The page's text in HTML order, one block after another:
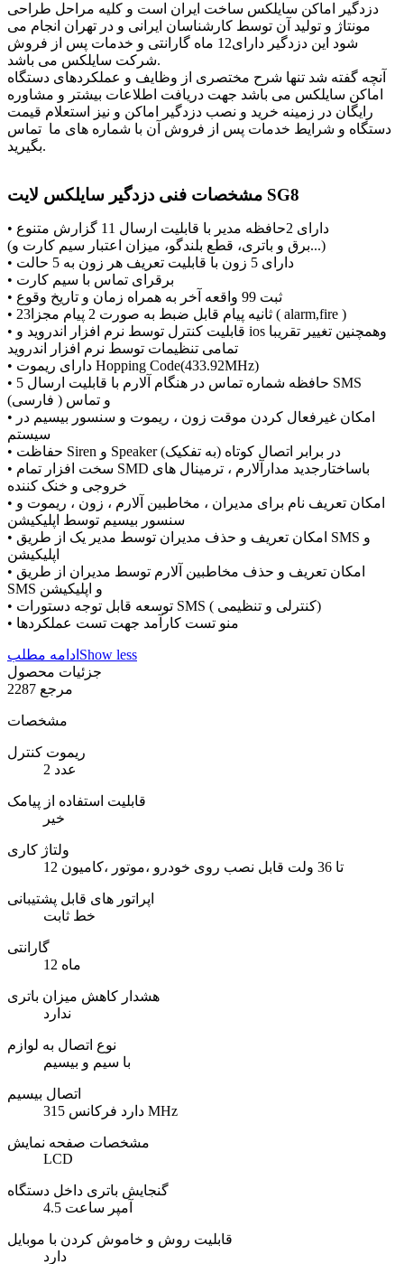
دزدگیر اماکن سایلکس ساخت ايران است و کلیه مراحل طراحی
مونتاژ و تولید آن توسط کارشناسان ایرانی و در تهران انجام می
شود این دزدگیر دارای12 ماه گارانتی و خدمات پس از فروش
شرکت سایلکس می باشد.
آنچه گفته شد تنها شرح مختصری از وظایف و عملکردهای دستگاه
اماکن سایلکس می باشد جهت دریافت اطلاعات بیشتر و مشاوره
رایگان در زمینه خرید و نصب دزدگیر اماکن و نیز استعلام قیمت
دستگاه و شرایط خدمات پس از فروش آن با شماره های ما تماس
بگیرید.
مشخصات فنی دزدگیر سایلکس لایت SG8
• دارای 2حافظه مدیر با قابلیت ارسال 11 گزارش متنوع
(برق و باتری، قطع بلندگو، میزان اعتبار سیم کارت و...)
• دارای 5 زون با قابلیت تعریف هر زون به 5 حالت
• برقرای تماس با سیم کارت
• ثبت 99 واقعه آخر به همراه زمان و تاریخ وقوع
• 23ثانیه پیام قابل ضبط به صورت 2 پیام مجزا ( alarm,fire )
• قابلیت کنترل توسط نرم افزار اندروید و ios وهمچنین تغییر تقریبا
تمامی تنظیمات توسط نرم افزار اندروید
• دارای ریموت Hopping Code(433.92MHz)
• 5 حافظه شماره تماس در هنگام آلارم با قابلیت ارسال SMS
(فارسی ) و تماس
• امکان غیرفعال کردن موقت زون ، ریموت و سنسور بیسیم در
سیستم
• حفاظت Siren و Speaker در برابر اتصال کوتاه (به تفکیک)
• سخت افزار تمام SMD باساختارجدید مدارآلارم ، ترمینال های
خروجی و خنک کننده
• امکان تعریف نام برای مدیران ، مخاطبین آلارم ، زون ، ریموت و
سنسور بیسیم توسط اپلیکیشن
• امکان تعریف و حذف مدیران توسط مدیر یک از طریق SMS و
اپلیکیشن
• امکان تعریف و حذف مخاطبین آلارم توسط مدیران از طریق
SMS و اپلیکیشن
• توسعه قابل توجه دستورات SMS ( کنترلی و تنظیمی)
• منو تست کارآمد جهت تست عملکردها
ادامه مطلب Show less
جزئیات محصول
مرجع 2287
مشخصات
ریموت کنترل
2 عدد
قابلیت استفاده از پیامک
خیر
ولتاژ کاری
12 تا 36 ولت قابل نصب روی خودرو ،موتور ،کامیون
اپراتور های قابل پشتیبانی
خط ثابت
گارانتی
12 ماه
هشدار کاهش میزان باتری
ندارد
نوع اتصال به لوازم
با سیم و بیسیم
اتصال بیسیم
دارد فرکانس 315 MHz
مشخصات صفحه نمایش
LCD
گنجایش باتری داخل دستگاه
4.5 آمپر ساعت
قابلیت روش و خاموش کردن با موبایل
دارد